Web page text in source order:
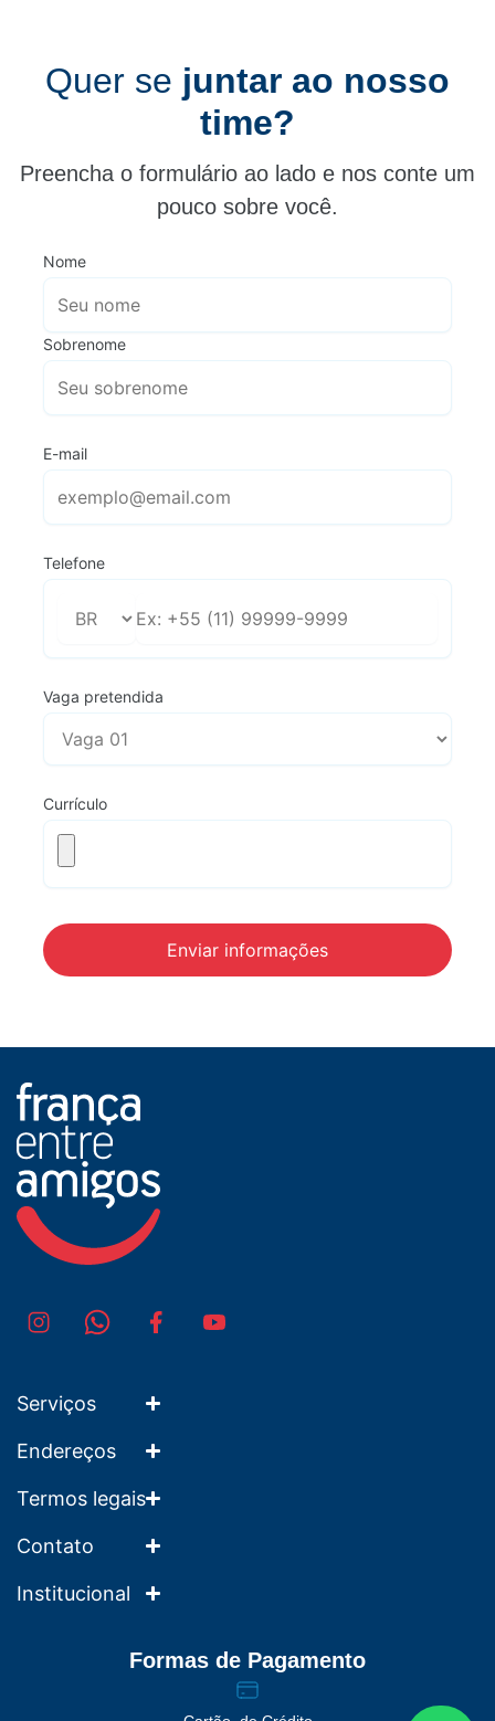
Quer se juntar ao nosso
time?
Preencha o formulário ao lado e nos conte um
pouco sobre você.
Nome
Sobrenome
E-mail
Telefone
Vaga pretendida
Currículo
Serviços
Endereços
Termos legais
Contato
Institucional
Formas de Pagamento